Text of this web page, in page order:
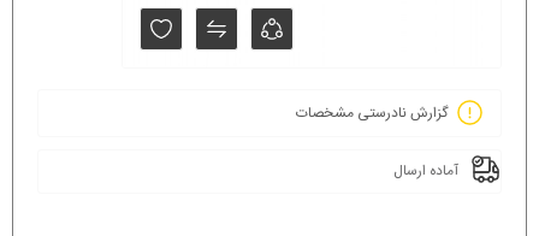
گزارش نادرستی مشخصات
آماده ارسال